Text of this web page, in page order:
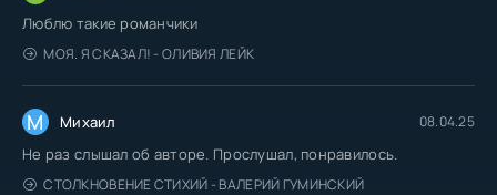
Люблю такие романчики
МОЯ. Я СКАЗАЛ! - ОЛИВИЯ ЛЕЙК
М Михаил 08.04.25
Не раз слышал об авторе. Прослушал, понравилось.
СТОЛКНОВЕНИЕ СТИХИЙ - ВАЛЕРИЙ ГУМИНСКИЙ